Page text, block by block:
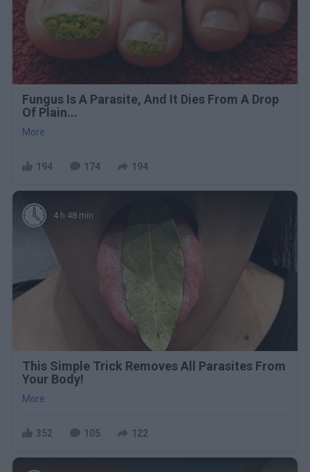
Fungus Is A Parasite, And It Dies From A Drop
Of Plain...
More
194 174 194
4 h 48 min
This Simple Trick Removes All Parasites From
Your Body!
More
352 105 122